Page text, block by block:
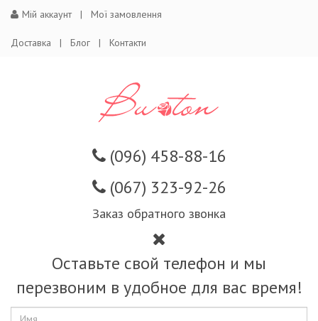
Мій аккаунт Мої замовлення
Доставка Блог Контакти
(096) 458-88-16
(067) 323-92-26
Заказ обратного звонка
Оставьте свой телефон и мы
перезвоним в удобное для вас время!